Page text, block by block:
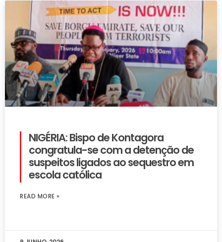
NIGÉRIA: Bispo de Kontagora
congratula-se com a detenção de
suspeitos ligados ao sequestro em
escola católica
READ MORE »